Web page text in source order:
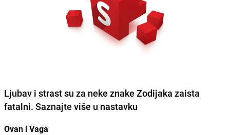
Ljubav i strast su za neke znake Zodijaka zaista
fatalni. Saznajte više u nastavku
Ovan i Vaga